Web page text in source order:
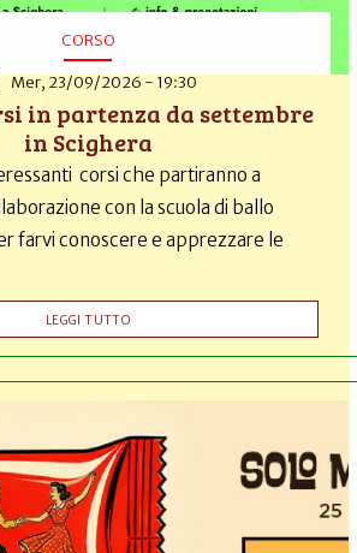
CORSO
Mer, 23/09/2026 - 19:30
in partenza da settembre
in Scighera
corsi che partiranno a
con la scuola di ballo
farvi conoscere e apprezzare le
LEGGI TUTTO